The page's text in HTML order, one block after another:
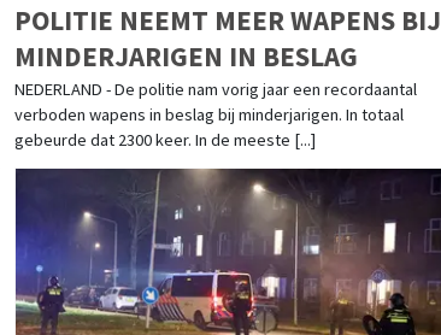
POLITIE NEEMT MEER WAPENS BIJ
MINDERJARIGEN IN BESLAG
NEDERLAND - De politie nam vorig jaar een recordaantal
verboden wapens in beslag bij minderjarigen. In totaal
gebeurde dat 2300 keer. In de meeste [...]